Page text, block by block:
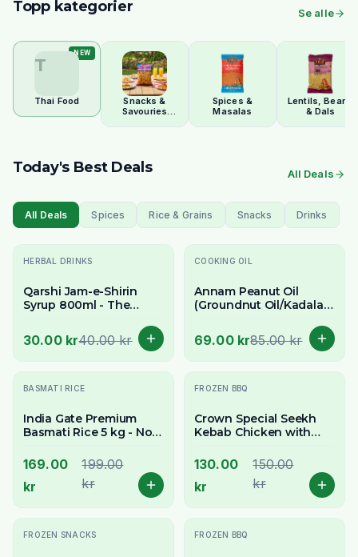
Topp kategorier Se alle
NEW
T
Thai Food
Snacks &
Savouries
Spices &
Masalas
Lentils, Beans
& Dals
Today's Best Deals All Deals
All Deals Spices Rice & Grains Snacks Drinks
-25% OFF
HERBAL DRINKS
Qarshi Jam-e-Shirin
Syrup 800ml - The
Ramadan Sharbat
30.00 kr40.00 kr
-19% OFF
COOKING OIL
Annam Peanut Oil
(Groundnut Oil/Kadalai
Heat Cooking & Frying
69.00 kr85.00 kr
-15% OFF
BASMATI RICE
India Gate Premium
Basmati Rice 5 kg - Now
Stockholm
169.00
kr
199.00
kr
-13% OFF
FROZEN BBQ
Crown Special Seekh
Kebab Chicken with
130.00
kr
150.00
kr
-13% OFF
FROZEN SNACKS -11% OFF
FROZEN BBQ